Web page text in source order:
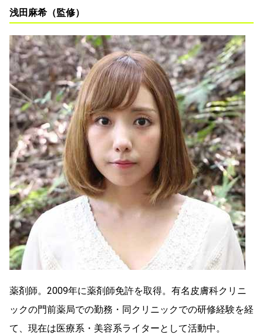
浅田麻希（監修）
薬剤師。2009年に薬剤師免許を取得。有名皮膚科クリニ
ックの門前薬局での勤務・同クリニックでの研修経験を経
て、現在は医療系・美容系ライターとして活動中。